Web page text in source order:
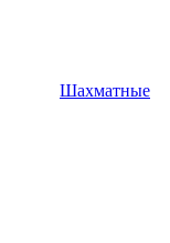
Шахматные